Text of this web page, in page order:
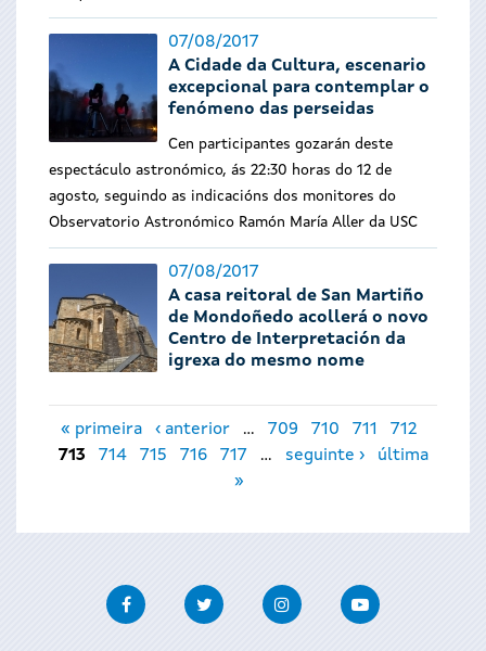
07/08/2017
A Cidade da Cultura, escenario
excepcional para contemplar o
fenómeno das perseidas
Cen participantes gozarán deste
espectáculo astronómico, ás 22:30 horas do 12 de
agosto, seguindo as indicacións dos monitores do
Observatorio Astronómico Ramón María Aller da USC
07/08/2017
A casa reitoral de San Martiño
de Mondoñedo acollerá o novo
Centro de Interpretación da
igrexa do mesmo nome
Páxinas
« primeira ‹ anterior … 709 710 711
712
713
714 715 716 717 … seguinte ›
última
»
FacebookTwitter InstagramYoutube